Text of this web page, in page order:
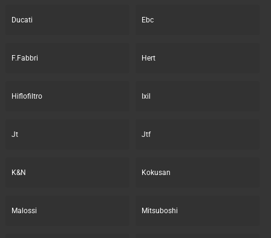
Ducati Ebc
F.Fabbri Hert
Hiflofiltro Ixil
Jt Jtf
K&N Kokusan
Malossi Mitsuboshi